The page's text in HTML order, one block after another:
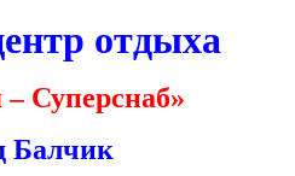
отдыха
Суперснаб»
Балчик